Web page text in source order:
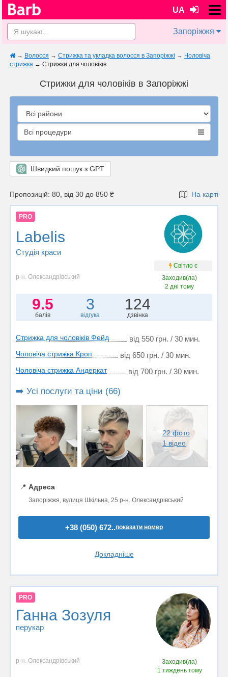
UA
Запоріжжя
→ Волосся → Стрижка та укладка волосся в Запоріжжі → Чоловіча
стрижка → Стрижки для чоловіків
Стрижки для чоловіків в Запоріжжі
Всі процедури
Швидкий пошук з GPT
Пропозицій: 80, від 30 до 850 ₴ На карті
PRO
Labelis
Студія краси
Світло є
р-н. Олександрівський
Заходив(ла)
2 дні тому
9.5
балів
3
відгука
124
дзвінка
Стрижка для чоловіків Фейд від 550 грн. / 30 мин.
Чоловіча стрижка Кроп від 650 грн. / 30 мин.
Чоловіча стрижка Андеркат від 700 грн. / 30 мин.
➡️ Усі послуги та ціни (66)
22 фото
1 відео
📍 Адреса
Запоріжжя, вулиця Шкільна, 25 р-н. Олександрівський
+38 (050) 672..показати номер
Докладніше
PRO
Ганна Зозуля
перукар
р-н. Олександрівський
Заходив(ла)
1 тиждень тому